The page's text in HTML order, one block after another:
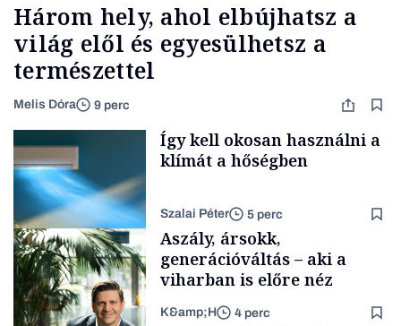
Három hely, ahol elbújhatsz a
világ elől és egyesülhetsz a
természettel
Melis Dóra 9 perc
Így kell okosan használni a
klímát a hőségben
Szalai Péter 5 perc
Aszály, ársokk,
generációváltás – aki a
viharban is előre néz
K&amp;H 4 perc